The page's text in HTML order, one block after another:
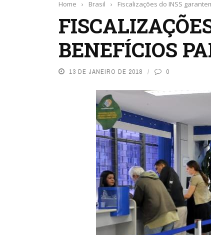
Home › Brasil › Fiscalizações do INSS
BENEFÍCIOS
13 DE JANEIRO DE 2018 0